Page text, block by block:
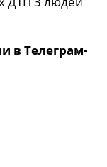
в Телеграм-